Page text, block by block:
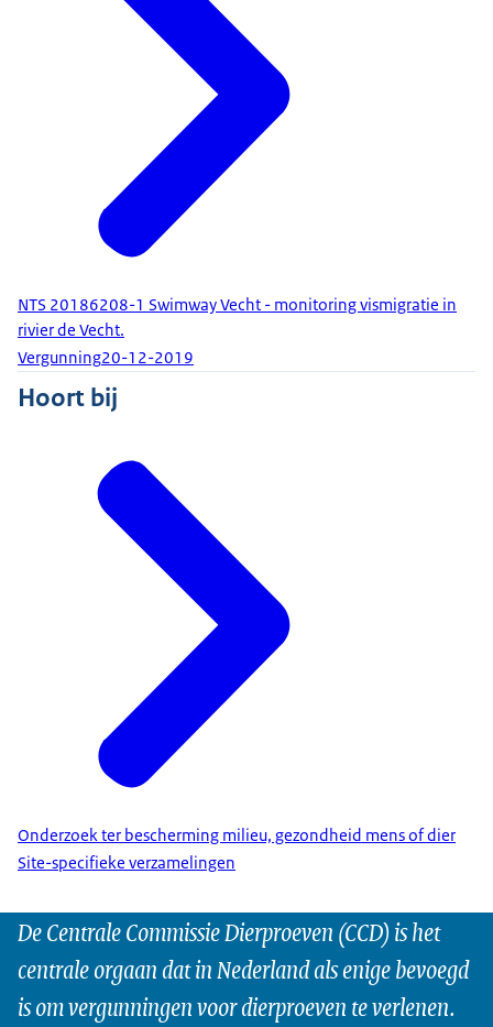
NTS 20186208-1 Swimway Vecht - monitoring vismigratie in
rivier de Vecht.
Vergunning20-12-2019
Hoort bij
Onderzoek ter bescherming milieu, gezondheid mens of dier
Site-specifieke verzamelingen
De Centrale Commissie Dierproeven (CCD) is het
centrale orgaan dat in Nederland als enige bevoegd
is om vergunningen voor dierproeven te verlenen.